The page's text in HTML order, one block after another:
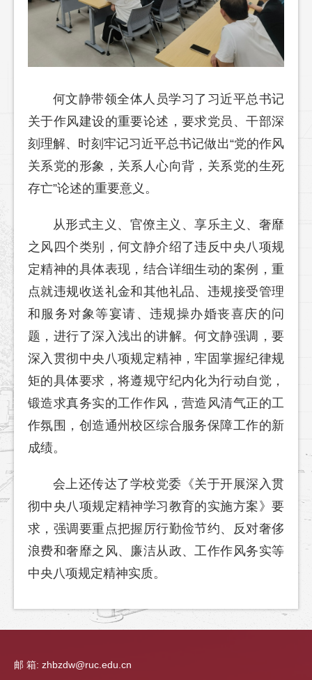
何文静带领全体人员学习了习近平总书记
关于作风建设的重要论述，要求党员、干部深
刻理解、时刻牢记习近平总书记做出“党的作风
关系党的形象，关系人心向背，关系党的生死
存亡”论述的重要意义。
从形式主义、官僚主义、享乐主义、奢靡
之风四个类别，何文静介绍了违反中央八项规
定精神的具体表现，结合详细生动的案例，重
点就违规收送礼金和其他礼品、违规接受管理
和服务对象等宴请、违规操办婚丧喜庆的问
题，进行了深入浅出的讲解。何文静强调，要
深入贯彻中央八项规定精神，牢固掌握纪律规
矩的具体要求，将遵规守纪内化为行动自觉，
锻造求真务实的工作作风，营造风清气正的工
作氛围，创造通州校区综合服务保障工作的新
成绩。
会上还传达了学校党委《关于开展深入贯
彻中央八项规定精神学习教育的实施方案》要
求，强调要重点把握厉行勤俭节约、反对奢侈
浪费和奢靡之风、廉洁从政、工作作风务实等
中央八项规定精神实质。
邮 箱: zhbzdw@ruc.edu.cn